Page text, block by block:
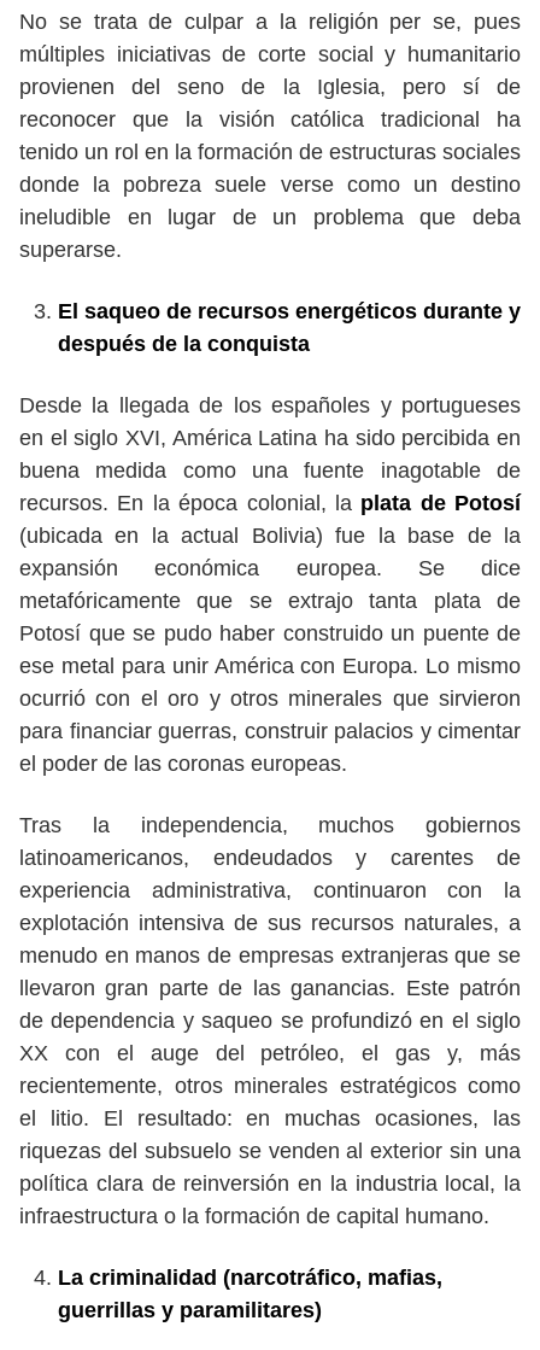
No se trata de culpar a la religión per se, pues
múltiples iniciativas de corte social y humanitario
provienen del seno de la Iglesia, pero sí de
reconocer que la visión católica tradicional ha
tenido un rol en la formación de estructuras sociales
donde la pobreza suele verse como un destino
ineludible en lugar de un problema que deba
superarse.
El saqueo de recursos energéticos durante y
después de la conquista
Desde la llegada de los españoles y portugueses
en el siglo XVI, América Latina ha sido percibida en
buena medida como una fuente inagotable de
recursos. En la época colonial, la plata de Potosí
(ubicada en la actual Bolivia) fue la base de la
expansión económica europea. Se dice
metafóricamente que se extrajo tanta plata de
Potosí que se pudo haber construido un puente de
ese metal para unir América con Europa. Lo mismo
ocurrió con el oro y otros minerales que sirvieron
para financiar guerras, construir palacios y cimentar
el poder de las coronas europeas.
Tras la independencia, muchos gobiernos
latinoamericanos, endeudados y carentes de
experiencia administrativa, continuaron con la
explotación intensiva de sus recursos naturales, a
menudo en manos de empresas extranjeras que se
llevaron gran parte de las ganancias. Este patrón
de dependencia y saqueo se profundizó en el siglo
XX con el auge del petróleo, el gas y, más
recientemente, otros minerales estratégicos como
el litio. El resultado: en muchas ocasiones, las
riquezas del subsuelo se venden al exterior sin una
política clara de reinversión en la industria local, la
infraestructura o la formación de capital humano.
La criminalidad (narcotráfico, mafias,
guerrillas y paramilitares)